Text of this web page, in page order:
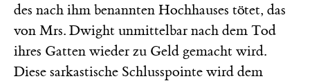
des nach ihm benannten Hochhauses tötet, das
von Mrs. Dwight unmittelbar nach dem Tod
ihres Gatten wieder zu Geld gemacht wird.
Diese sarkastische Schlusspointe wird dem